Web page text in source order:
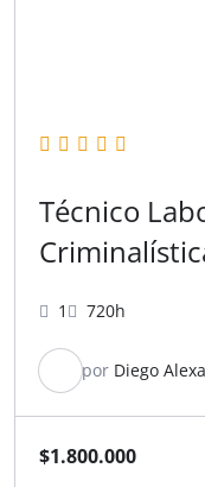
Técnico
1 720h
por Diego
$1.800.000